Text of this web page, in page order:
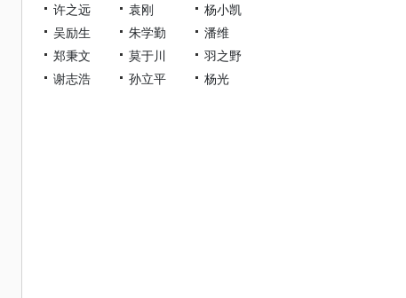
许之远
袁刚
杨小凯
吴励生
朱学勤
潘维
郑秉文
莫于川
羽之野
谢志浩
孙立平 杨光